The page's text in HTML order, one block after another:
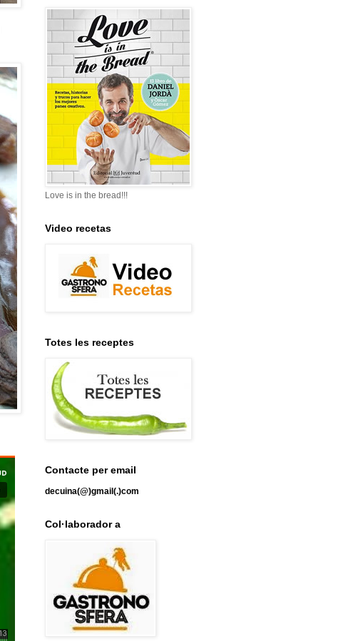
Love is in the bread!!!
Video recetas
Totes les receptes
Contacte per email
decuina(@)gmail(.)com
Col·laborador a